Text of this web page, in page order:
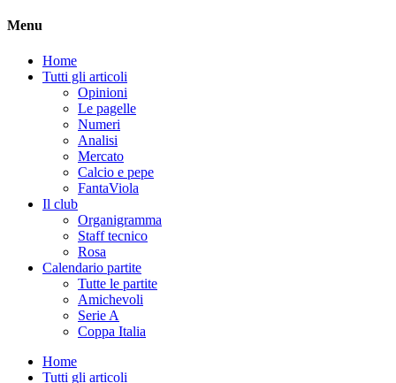
Menu
Home
Tutti gli articoli
Opinioni
Le pagelle
Numeri
Analisi
Mercato
Calcio e pepe
FantaViola
Il club
Organigramma
Staff tecnico
Rosa
Calendario partite
Tutte le partite
Amichevoli
Serie A
Coppa Italia
Home
Tutti gli articoli